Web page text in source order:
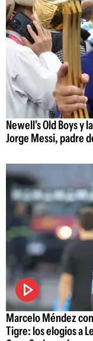
Newell's Old Boys y
Jorge Messi, padre
Marcelo Méndez
Tigre: los elogios a